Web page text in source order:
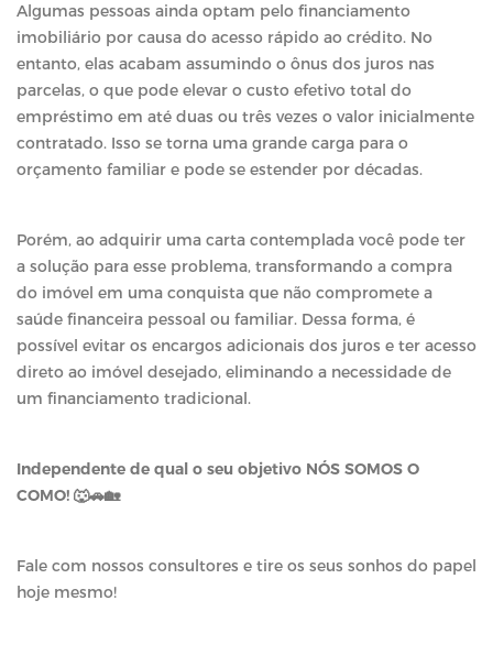
Algumas pessoas ainda optam pelo financiamento
imobiliário por causa do acesso rápido ao crédito. No
entanto, elas acabam assumindo o ônus dos juros nas
parcelas, o que pode elevar o custo efetivo total do
empréstimo em até duas ou três vezes o valor inicialmente
contratado. Isso se torna uma grande carga para o
orçamento familiar e pode se estender por décadas.
Porém, ao adquirir uma carta contemplada você pode ter
a solução para esse problema, transformando a compra
do imóvel em uma conquista que não compromete a
saúde financeira pessoal ou familiar. Dessa forma, é
possível evitar os encargos adicionais dos juros e ter acesso
direto ao imóvel desejado, eliminando a necessidade de
um financiamento tradicional.
Independente de qual o seu objetivo NÓS SOMOS O
COMO! 🐺🚗🏡
Fale com nossos consultores e tire os seus sonhos do papel
hoje mesmo!